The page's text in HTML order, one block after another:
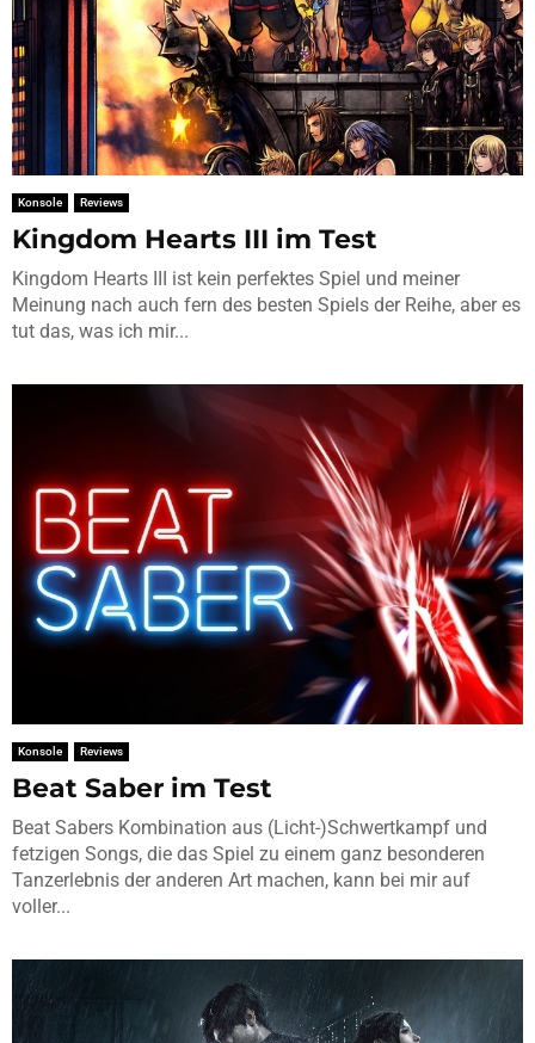
Konsole Reviews
Kingdom Hearts III im Test
Kingdom Hearts III ist kein perfektes Spiel und meiner
Meinung nach auch fern des besten Spiels der Reihe, aber es
tut das, was ich mir...
Konsole Reviews
Beat Saber im Test
Beat Sabers Kombination aus (Licht-)Schwertkampf und
fetzigen Songs, die das Spiel zu einem ganz besonderen
Tanzerlebnis der anderen Art machen, kann bei mir auf
voller...